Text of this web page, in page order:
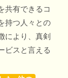
共有できるコ
持つ人々との
により、真剣
ビスと言える